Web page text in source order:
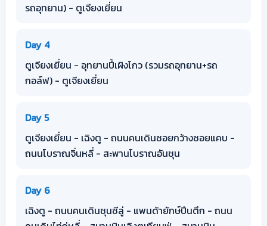
รถอุทยาน) - ตูเจียงเยี่ยน
Day 4
ตูเจียงเยี่ยน - อุทยานปี้เผิงโกว (รวมรถอุทยาน+รถ
กอล์ฟ) - ตูเจียงเยี่ยน
Day 5
ตูเจียงเยี่ยน - เฉิงตู - ถนนคนเดินซอยกว้างซอยแคบ -
ถนนโบราณจิ่นหลี่ - สะพานโบราณอันชุน
Day 6
เฉิงตู - ถนนคนเดินชุนซีลู่ - แพนด้ายักษ์ปีนตึก - ถนน